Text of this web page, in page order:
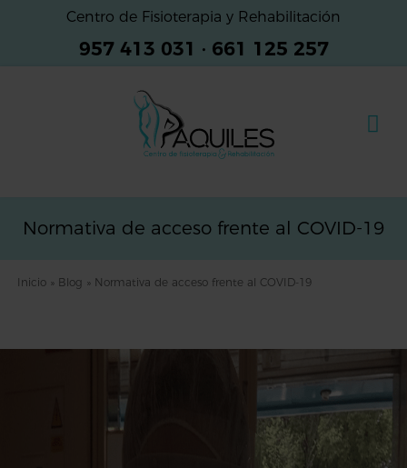
Centro de Fisioterapia y Rehabilitación
957 413 031 · 661 125 257
Normativa de acceso frente al COVID-19
Inicio » Blog » Normativa de acceso frente al COVID-19